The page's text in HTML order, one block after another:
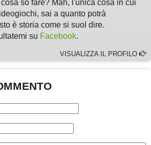
so fare? Mah, l'unica cosa in cui
sai a quanto potrà
è storia come si suol dire.
su Facebook.
VISUALIZZA IL PROFILO